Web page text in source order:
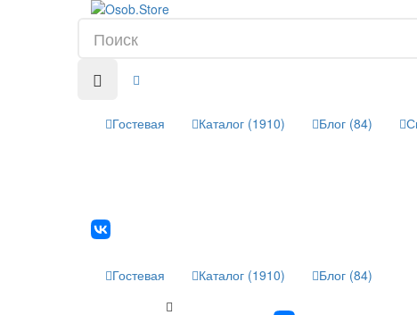
Гостевая Каталог (1910) Блог (84)
Гостевая Каталог (1910) Блог (84)